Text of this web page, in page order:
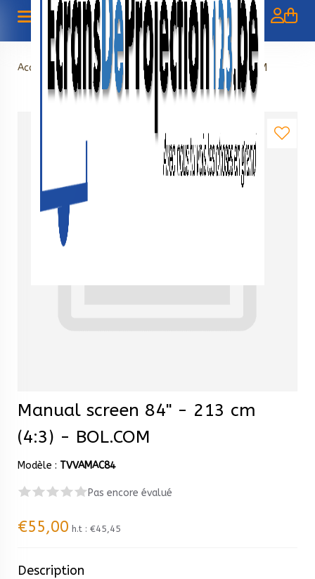
Accueil >Manual screen 84" - 213 cm (4:3) - BOL.COM
Manual screen 84" - 213 cm
(4:3) - BOL.COM
Modèle : TVVAMAC84
Pas encore évalué
€55,00 h.t : €45,45
Description